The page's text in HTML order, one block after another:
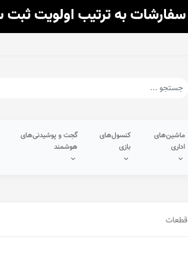
ماشین‌های
اداری
کنسول‌های
بازی
گجت و پوشیدنی‌های
هوشمند
قطعات